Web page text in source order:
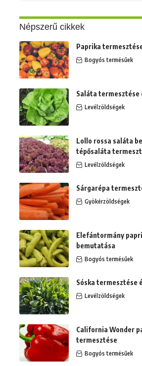
Népszerű cikkek
Paprika
Bogyós termésűek
Saláta termesztése
Levélzöldségek
Lollo rossa saláta
tépősaláta
Levélzöldségek
Sárgarépa
Gyökérzöldségek
Elefántormány
bemutatása
Bogyós termésűek
Sóska termesztése
Levélzöldségek
California Wonder
termesztése
Bogyós termésűek